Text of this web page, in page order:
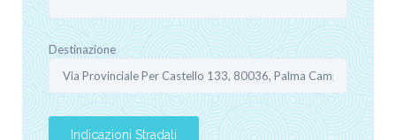
Destinazione